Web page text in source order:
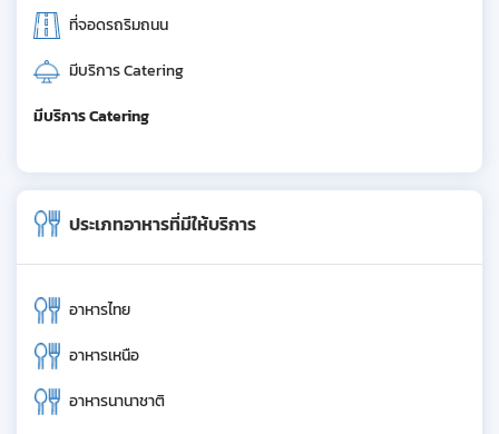
ที่จอดรถริมถนน
มีบริการ Catering
มีบริการ Catering
ประเภทอาหารที่มีให้บริการ
อาหารไทย
อาหารเหนือ
อาหารนานาชาติ